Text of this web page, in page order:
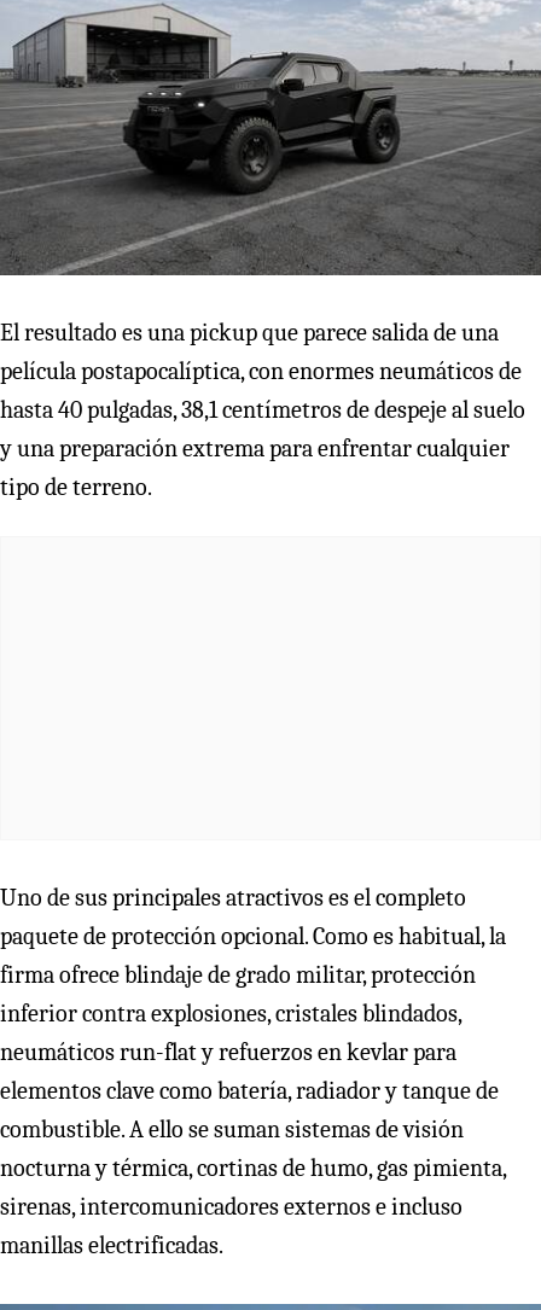
El resultado es una pickup que parece salida de una
película postapocalíptica, con enormes neumáticos de
hasta 40 pulgadas, 38,1 centímetros de despeje al suelo
y una preparación extrema para enfrentar cualquier
tipo de terreno.
Uno de sus principales atractivos es el completo
paquete de protección opcional. Como es habitual, la
firma ofrece blindaje de grado militar, protección
inferior contra explosiones, cristales blindados,
neumáticos run-flat y refuerzos en kevlar para
elementos clave como batería, radiador y tanque de
combustible. A ello se suman sistemas de visión
nocturna y térmica, cortinas de humo, gas pimienta,
sirenas, intercomunicadores externos e incluso
manillas electrificadas.